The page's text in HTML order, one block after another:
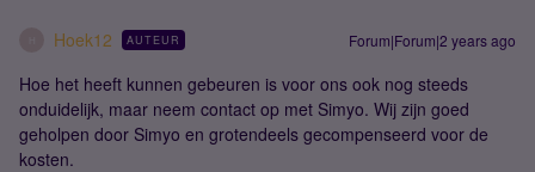
Hoek12 AUTEUR Forum|Forum|2 years ago
Hoe het heeft kunnen gebeuren is voor ons ook nog steeds
onduidelijk, maar neem contact op met Simyo. Wij zijn goed
geholpen door Simyo en grotendeels gecompenseerd voor de
kosten.